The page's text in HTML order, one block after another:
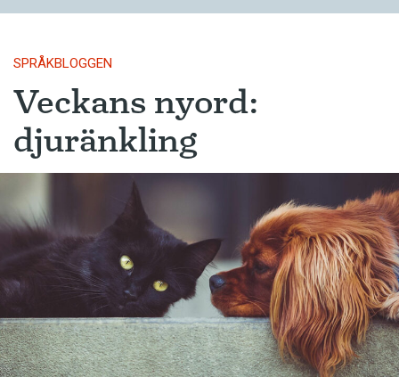
SPRÅKBLOGGEN
Veckans nyord:
djuränkling